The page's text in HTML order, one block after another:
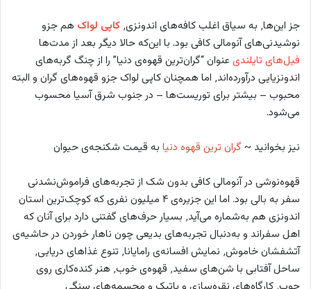
جز این‌ها٬ به سیاق اغلب کافه‌های اندونزی٬ کاپی لواک هم جزو
نوشیدنی‌های آنومالی کافی بود. با این‌که حالا دیگر بعد از مدت‌ها
فیل‌های تایلندی عنوان “گران‌ترین قهوه‌ی دنیا” را از چنگ گربه‌های
اندونزیایی درآورده‌اند٬ اما همچنان کاپی لواک جزو قهوه‌های گران و البته
محبوب – بیشتر برای توریست‌ها – در جنوب شرق آسیا محسوب
می‌شود.
نیز بخوانید ~ گران‌ ترین قهوه‌ دنیا به قیمت شکنجه‌ی حیوان
قهوه‌نوشی در آنومالی کافی بدون شک از تجربه‌های فراموش‌نشدنی
سفر به بالی بود. اما این جزیره‌ی ۴ میلیون نفری که کوچک‌ترین استان
اندونزی هم به‌شماره می‌آید٬ بسیار حرف‌های گفتنی دارد برای آنان که
اهل سفراند و به‌دنبال تجربه‌های بدیعی چون ناهار خوردن در حاشیه‌ی
آتشفشان خاموش٬ نمایش افسانه‌ی رامایانا٬ تنوع غذاهای دریایی٬
ساحل آفتابی با شن‌های سفید٬ قهوه‌ی خوب٬ هنر کنده‌کاری روی